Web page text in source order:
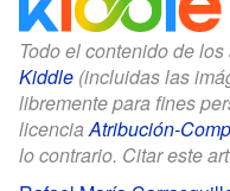
Todo el contenido de
Kiddle (incluidas las
libremente para fines
licenciaAtribución-
lo contrario. Citar este